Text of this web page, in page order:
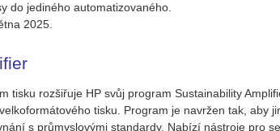
do je­di­né­ho au­to­ma­ti­zo­va­né­ho.
2025.
tisku roz­ši­řu­je HP svůj pro­gram Sus­ta­i­na­bi­li­ty
tisku. Pro­gram je na­vr­žen tak, aby
s prů­mys­lo­vý­mi stan­dar­dy. Na­bí­zí ná­stro­je pro